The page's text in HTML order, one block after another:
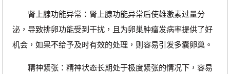
肾上腺功能异常：肾上腺功能异常后使雄激素过量分
泌，导致排卵功能受到干扰，且为卵巢肿瘤发病率提供了好
机会，如果不给予及时有效的处理，则容易引发多囊卵巢。
精神紧张：精神状态长期处于极度紧张的情况下，容易